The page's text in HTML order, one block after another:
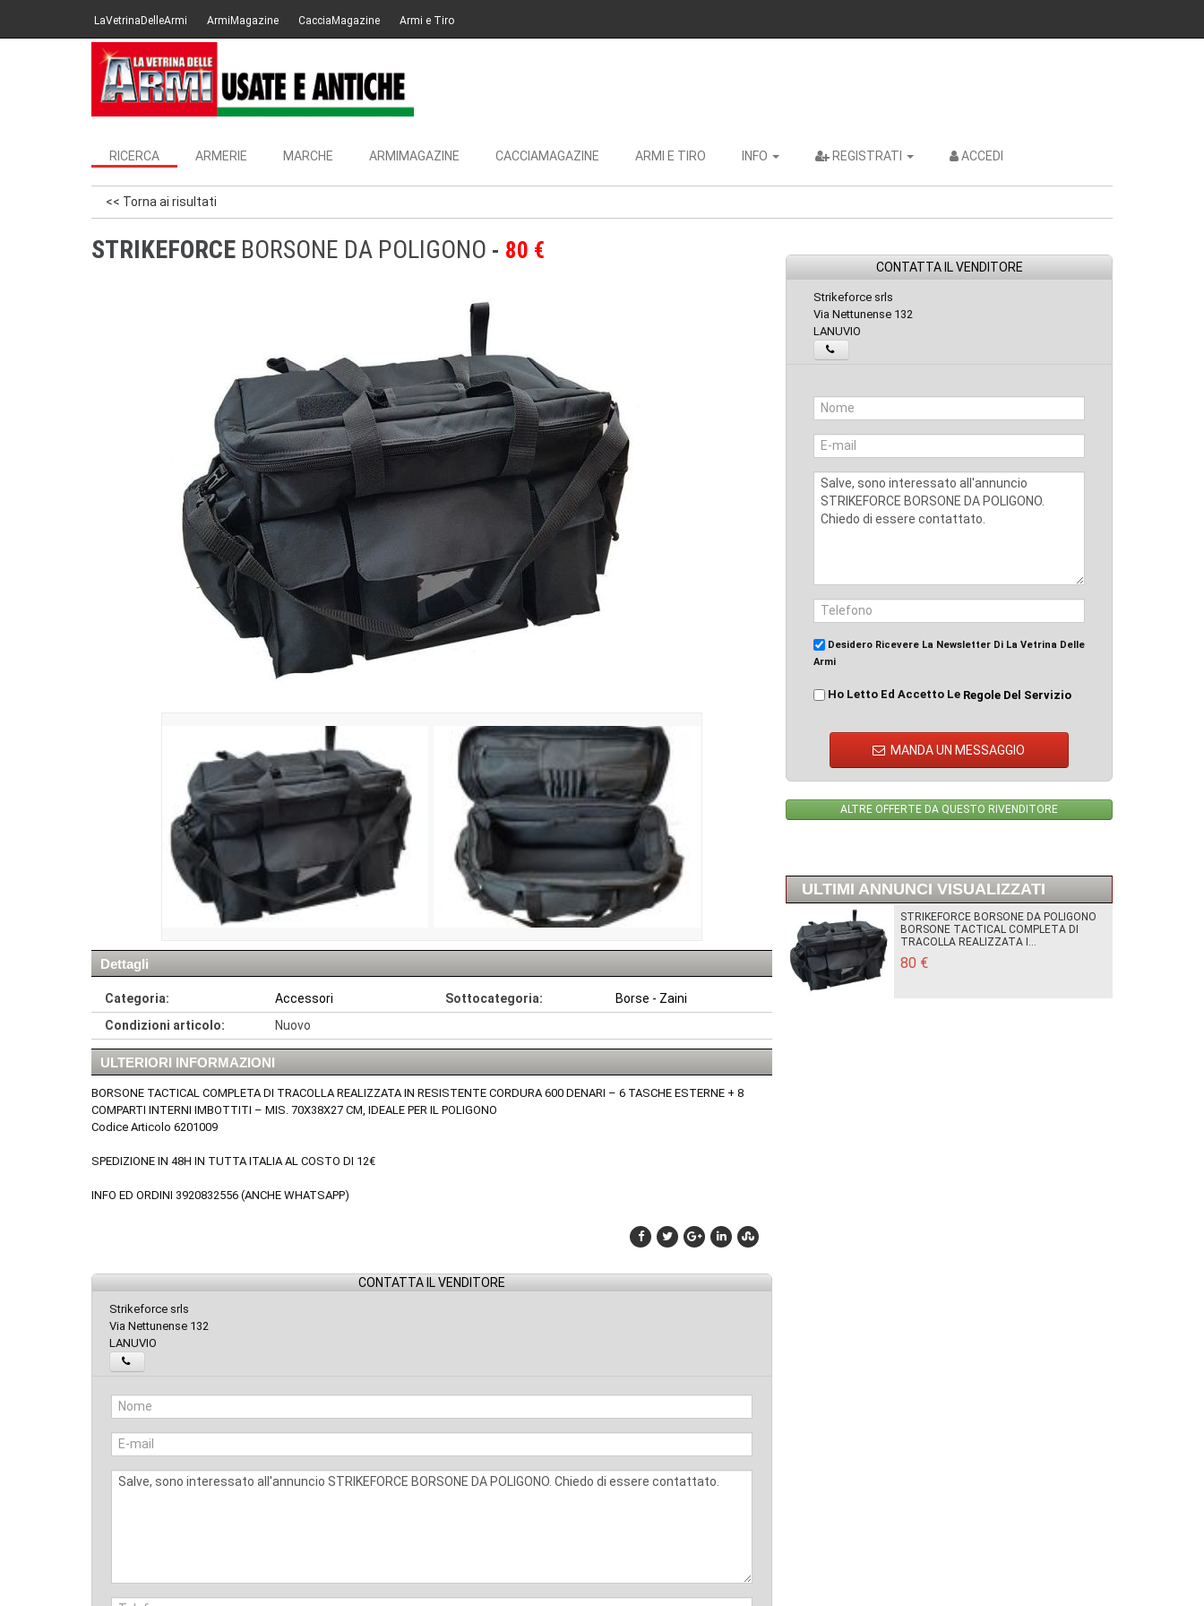
LaVetrinaDelleArmi ArmiMagazine CacciaMagazine Armi e Tiro
RICERCA ARMERIE MARCHE ARMIMAGAZINE CACCIAMAGAZINE ARMI E TIRO INFO REGISTRATI ACCEDI
<< Torna ai risultati
STRIKEFORCE BORSONE DA POLIGONO 80 €
Dettagli
Categoria: Accessori Sottocategoria:
Borse - Zaini
Condizioni articolo:
Nuovo
ULTERIORI INFORMAZIONI
BORSONE TACTICAL COMPLETA DI TRACOLLA REALIZZATA IN RESISTENTE CORDURA 600 DENARI – 6 TASCHE ESTERNE + 8
COMPARTI INTERNI IMBOTTITI – MIS. 70X38X27 CM, IDEALE PER IL POLIGONO
Codice Articolo 6201009
SPEDIZIONE IN 48H IN TUTTA ITALIA AL COSTO DI 12€
INFO ED ORDINI 3920832556 (ANCHE WHATSAPP)
CONTATTA IL VENDITORE
Strikeforce srls
Via Nettunense 132
LANUVIO
CONTATTA IL VENDITORE
Strikeforce srls
Via Nettunense 132
LANUVIO
Desidero Ricevere La Newsletter Di La Vetrina Delle
Armi
Ho Letto Ed Accetto Le Regole Del Servizio
MANDA UN MESSAGGIO
ALTRE OFFERTE DA QUESTO RIVENDITORE
ULTIMI ANNUNCI VISUALIZZATI
STRIKEFORCE BORSONE DA POLIGONO
BORSONE TACTICAL COMPLETA DI
TRACOLLA REALIZZATA I...
80 €